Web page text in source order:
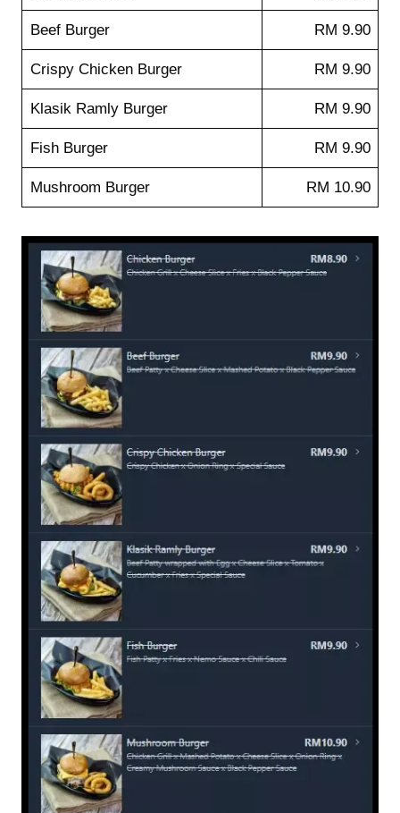
Beef Burger RM 9.90
Crispy Chicken Burger RM 9.90
Klasik Ramly Burger RM 9.90
Fish Burger RM 9.90
Mushroom Burger RM 10.90